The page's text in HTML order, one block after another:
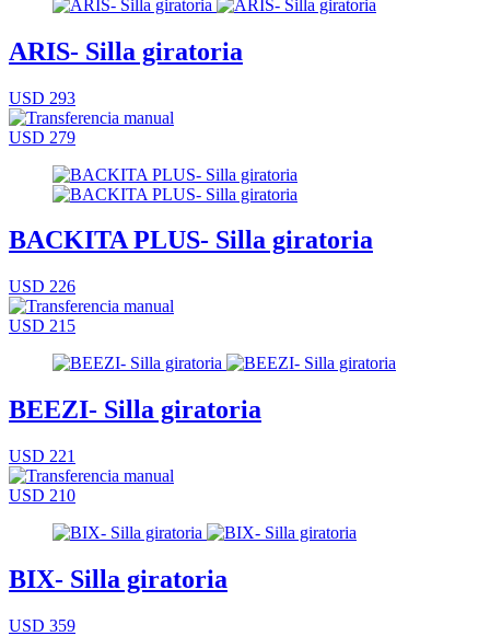
ARIS- Silla giratoria
USD 293
USD 279
BACKITA PLUS- Silla giratoria
USD 226
USD 215
BEEZI- Silla giratoria
USD 221
USD 210
BIX- Silla giratoria
USD 359